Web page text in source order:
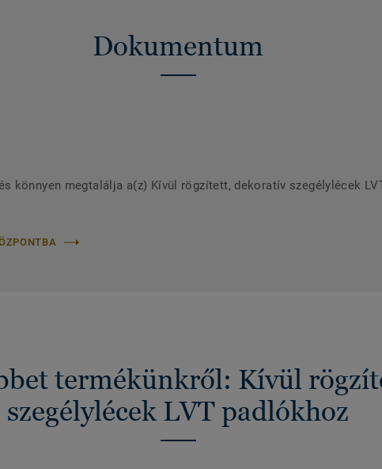
Dokumentum
könnyen megtalálja a(z) Kívül rögzített, dekoratív szegélylécek
termékünkről: Kívül
szegélylécek LVT padlókhoz